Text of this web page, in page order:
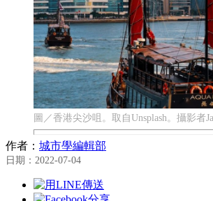
圖／香港尖沙咀。取自Unsplash。攝影者
作者： 城市學編輯部
日期：2022-07-04